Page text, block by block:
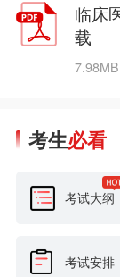
临床
载
7.98MB
考生必看
考试大纲
考试安排